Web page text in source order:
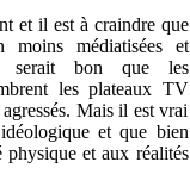
et il est à craindre que
médiatisées et
serait bon que les
les plateaux TV
Mais il est vrai
et que bien
physique et aux réalités